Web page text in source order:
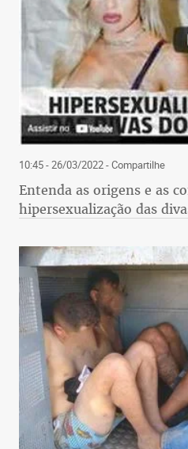
10:45 - 26/03/2022- Compartilhe
Entenda as origens e as
hipersexualização das